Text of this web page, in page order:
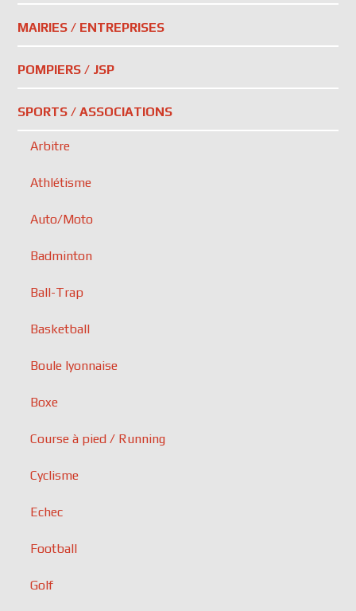
MAIRIES / ENTREPRISES
POMPIERS / JSP
SPORTS / ASSOCIATIONS
Arbitre
Athlétisme
Auto/Moto
Badminton
Ball-Trap
Basketball
Boule lyonnaise
Boxe
Course à pied / Running
Cyclisme
Echec
Football
Golf